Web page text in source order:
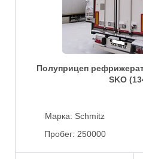
Полуприцеп
SKO
Марка: Schmitz
Пробег: 250000